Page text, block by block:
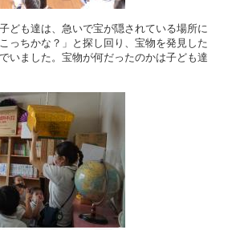
ども達は、急いで宝が隠されている場所に
っちかな？」と探し回り、宝物を発見した
いました。宝物が何だったのかは子ども達